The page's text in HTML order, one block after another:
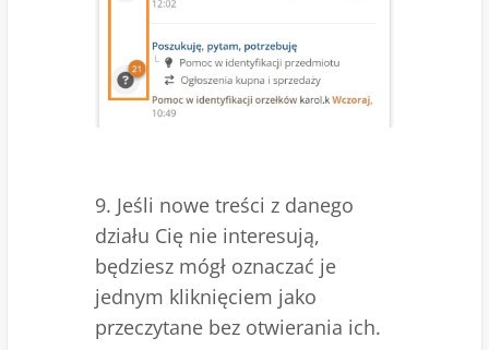
9. Jeśli nowe treści z danego
działu Cię nie interesują,
będziesz mógł oznaczać je
jednym kliknięciem jako
przeczytane bez otwierania ich.